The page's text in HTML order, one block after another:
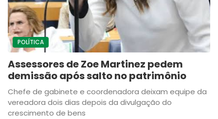
POLÍTICA
Assessores de Zoe Martinez pedem
demissão após salto no patrimônio
Chefe de gabinete e coordenadora deixam equipe da
vereadora dois dias depois da divulgação do
crescimento de bens